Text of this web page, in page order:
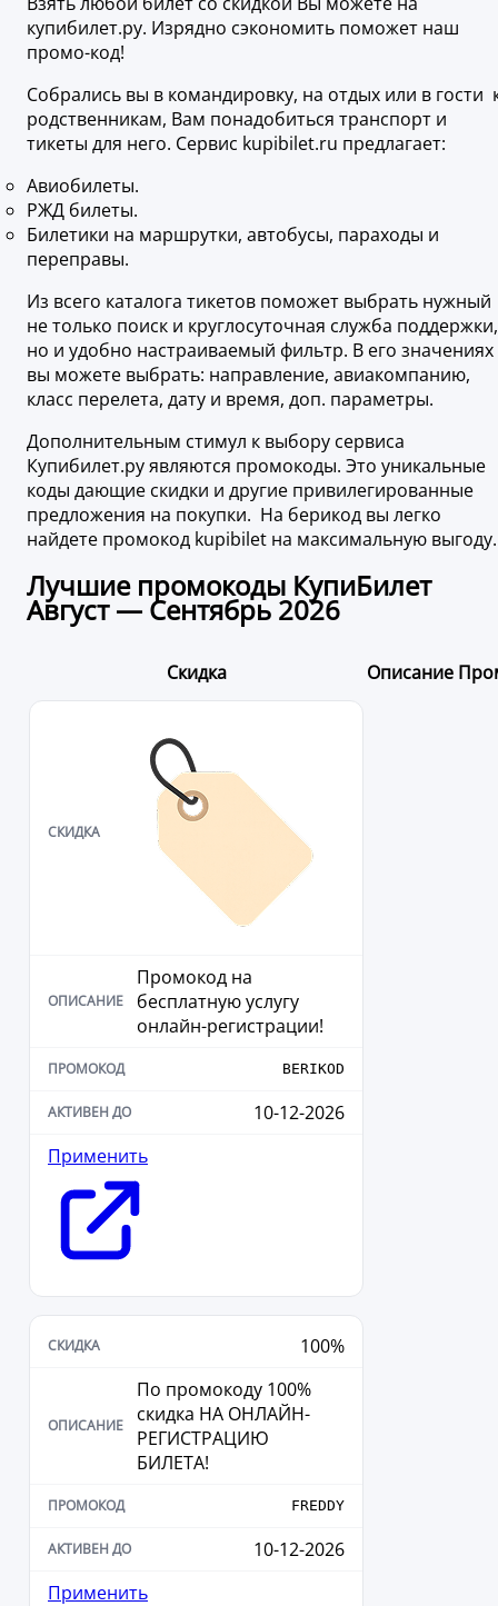
купибилет.ру. Изрядно сэкономить поможет наш
промо-код!
Собрались вы в командировку, на отдых или в гости
родственникам, Вам понадобиться транспорт и
тикеты для него. Сервис kupibilet.ru предлагает:
Авиобилеты.
РЖД билеты.
Билетики на маршрутки, автобусы, параходы и
переправы.
Из всего каталога тикетов поможет выбрать нужный
не только поиск и круглосуточная служба поддержки,
но и удобно настраиваемый фильтр. В его значениях
вы можете выбрать: направление, авиакомпанию,
класс перелета, дату и время, доп. параметры.
Дополнительным стимул к выбору сервиса
Купибилет.ру являются промокоды. Это уникальные
коды дающие скидки и другие привилегированные
предложения на покупки. На берикод вы легко
найдете промокод kupibilet на максимальную выгоду.
Лучшие промокоды КупиБилет
Август — Сентябрь 2026
Скидка Описание
Промокод на
бесплатную услугу
онлайн-регистрации!
BERIKOD
10-12-2026
Применить
100%
По промокоду 100%
скидка НА ОНЛАЙН-
РЕГИСТРАЦИЮ
БИЛЕТА!
FREDDY
10-12-2026
Применить